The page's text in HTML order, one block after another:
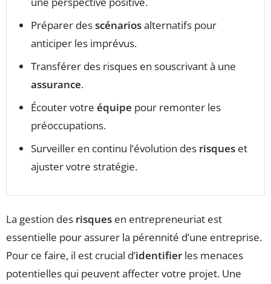
Préparer desscénariosalternatifs pour
anticiper les imprévus.
Transférer des risques en souscrivant à une
assurance.
Écouter votre équipe pour remonter les
préoccupations.
Surveiller en continu l’évolution des risques et
ajuster votre stratégie.
La gestion des risques en entrepreneuriat est
essentielle pour assurer la pérennité d’une entreprise.
Pour ce faire, il est crucial d’identifier les menaces
potentielles qui peuvent affecter votre projet. Une